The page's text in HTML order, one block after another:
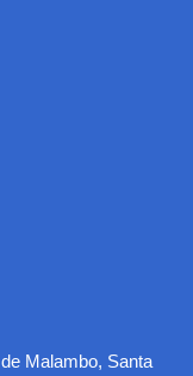
Malambo, Santa